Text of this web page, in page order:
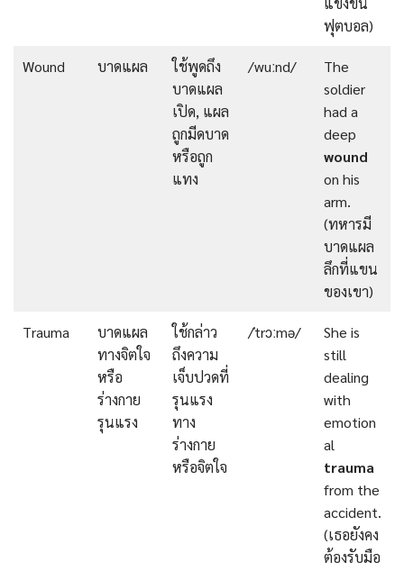
ฟุตบอล)
Wound บาดแผล
ใช้พูดถึง
บาดแผล
เปิด, แผล
ถูกมีดบาด
หรือถูก
แทง
/wuːnd/
The
soldier
had a
deep
wound
on his
arm.
(ทหารมี
บาดแผล
ลึกที่แขน
ของเขา)
Trauma
บาดแผล
ทางจิตใจ
หรือ
ร่างกาย
รุนแรง
ใช้กล่าว
ถึงความ
เจ็บปวดที่
รุนแรง
ทาง
ร่างกาย
หรือจิตใจ
/ˈtrɔːmə/
She is
still
dealing
with
emotion
al
trauma
from the
accident.
(เธอยังคง
ต้องรับมือ